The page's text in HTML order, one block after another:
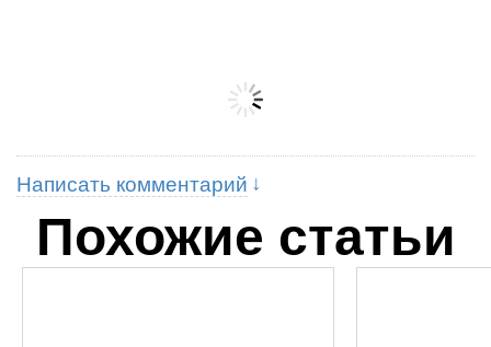
Написать комментарий
Похожие статьи